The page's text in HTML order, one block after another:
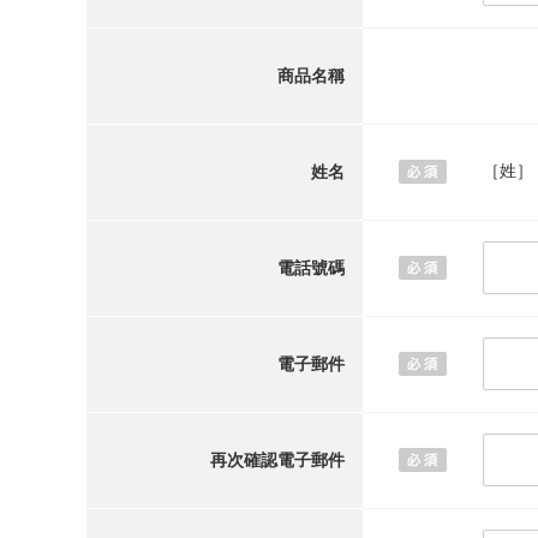
商品名稱
姓名 ［姓］
電話號碼
電子郵件
再次確認電子郵件